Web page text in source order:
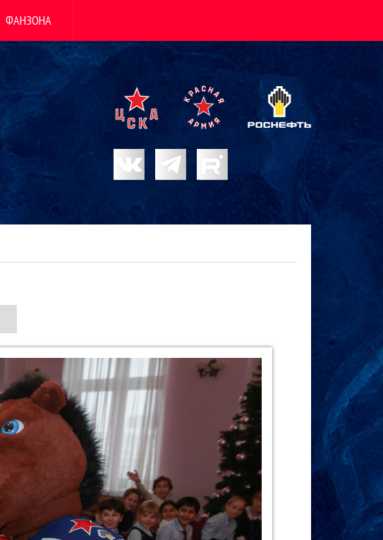
ФАНЗОНА